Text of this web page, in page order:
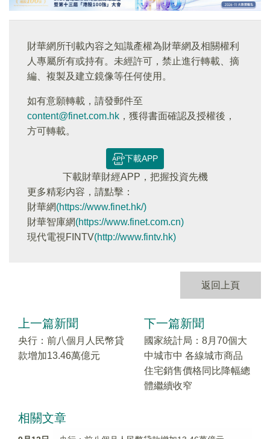
財華網所刊載內容之知識產權為財華網及相關權利
人專屬所有或持有。未經許可，禁止進行轉載、摘
編、複製及建立鏡像等任何使用。
如有意願轉載，請發郵件至
content@finet.com.hk ，獲得書面確認及授權後，
方可轉載。
下載APP
下載財華財經APP，把握投資先機
更多精彩内容，請點擊：
財華網(https://www.finet.hk/)
財華智庫網(https://www.finet.com.cn)
現代電視FINTV(http://www.fintv.hk)
返回上頁
上一篇新聞
央行：前八個月人民幣貸
款增加13.46萬億元
下一篇新聞
國家統計局：8月70個大
中城市中 各線城市商品
住宅銷售價格同比降幅總
體繼續收窄
相關文章